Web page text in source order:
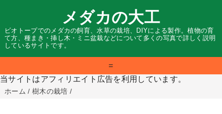
メダカの大工
ビオトープでのメダカの飼育、水草の栽培、DIYによる製作。植物の育
て方、種まき・挿し木・ミニ盆栽などについて多くの写真で詳しく説明
しているサイトです。
=
当サイトはアフィリエイト広告を利用しています。
ホーム / 樹木の栽培 /